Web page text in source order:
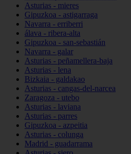
Asturias - mieres
Gipuzkoa - astigarraga
Navarra - erriberri
álava - ribera-alta
Gipuzkoa - san-sebastián
Navarra - galar
Asturias - peñamellera-baja
Asturias - lena
Bizkaia - galdakao
Asturias - cangas-del-narcea
Zaragoza - utebo
Asturias - laviana
Asturias - parres
Gipuzkoa - azpeitia
Asturias - colunga
Madrid - guadarrama